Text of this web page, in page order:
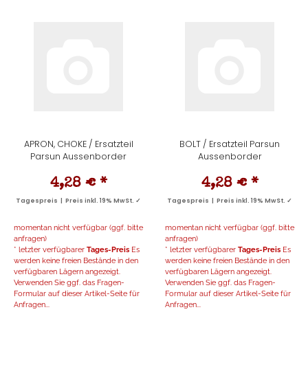
APRON, CHOKE / Ersatzteil
Parsun Aussenborder
4,28 € *
Tagespreis | Preis inkl. 19% MwSt. ✓
momentan nicht verfügbar (ggf. bitte
anfragen)
* letzter verfügbarer Tages-Preis Es
werden keine freien Bestände in den
verfügbaren Lägern angezeigt.
Verwenden Sie ggf. das Fragen-
Formular auf dieser Artikel-Seite für
Anfragen...
BOLT / Ersatzteil Parsun
Aussenborder
4,28 € *
Tagespreis | Preis inkl. 19% MwSt. ✓
momentan nicht verfügbar (ggf. bitte
anfragen)
* letzter verfügbarer Tages-Preis Es
werden keine freien Bestände in den
verfügbaren Lägern angezeigt.
Verwenden Sie ggf. das Fragen-
Formular auf dieser Artikel-Seite für
Anfragen...